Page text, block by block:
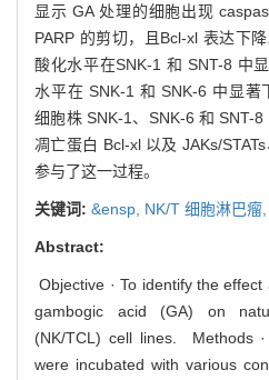
显示 GA 处理的细胞出现
PARP 的剪切，且Bcl-xl 表达下
酸化水平在SNK-1 和 SNT-8 中
水平在 SNK-1 和 SNK-6 中显著
细胞株 SNK-1、SNK-6 和 SNT-
凋亡蛋白 Bcl-xl 以及 JAKs/
参与了这一过程。
关键词: &ensp, NK/T 细胞淋巴瘤,
Abstract:
Objective · To identify the
gambogic acid (GA) on
(NK/TCL) cell lines. Methods
were incubated with various